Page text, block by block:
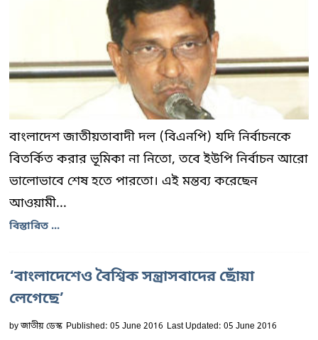
বাংলাদেশ জাতীয়তাবাদী দল (বিএনপি) যদি নির্বাচনকে
বিতর্কিত করার ভূমিকা না নিতো, তবে ইউপি নির্বাচন আরো
ভালোভাবে শেষ হতে পারতো। এই মন্তব্য করেছেন
আওয়ামী...
বিস্তারিত ...
‘বাংলাদেশেও বৈশ্বিক সন্ত্রাসবাদের ছোঁয়া
লেগেছে’
byজাতীয় ডেস্ক Published: 05 June 2016 Last Updated: 05 June 2016